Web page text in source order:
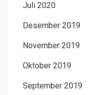
Juli 2020
Desember 2019
November 2019
Oktober 2019
September 2019